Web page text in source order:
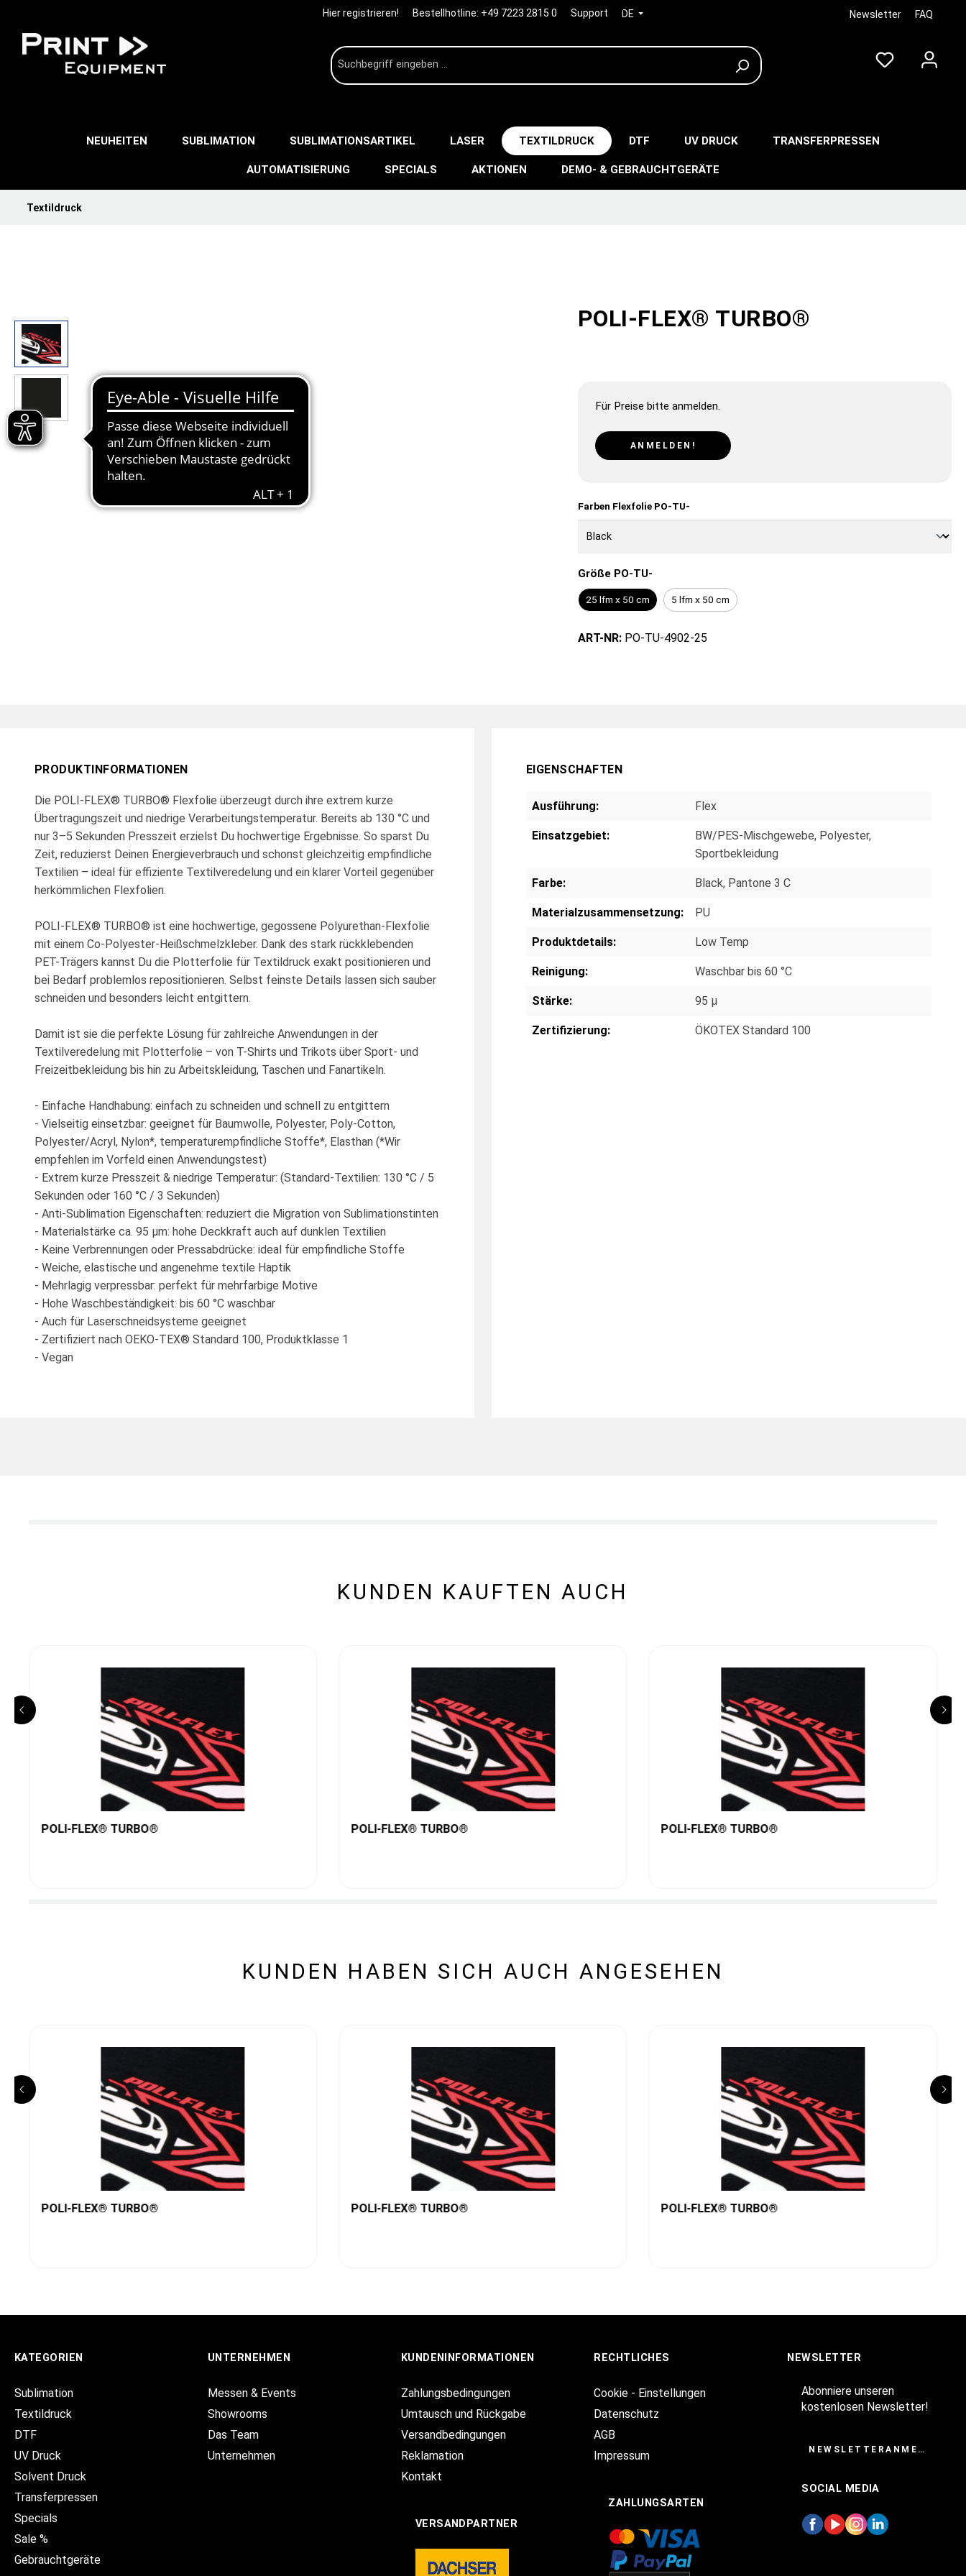
Hier registrieren! Bestellhotline: +49 7223 2815 0 Support DE Newsletter FAQ
NEUHEITEN SUBLIMATION SUBLIMATIONSARTIKEL LASER TEXTILDRUCK DTF UV DRUCK TRANSFERPRESSEN
AUTOMATISIERUNG SPECIALS AKTIONEN DEMO- & GEBRAUCHTGERÄTE
Textildruck
POLI-FLEX® TURBO®
Für Preise bitte anmelden.
ANMELDEN!
Farben Flexfolie PO-TU-
Größe PO-TU-
25 lfm x 50 cm 5 lfm x 50 cm
ART-NR: PO-TU-4902-25
PRODUKTINFORMATIONEN
Die POLI-FLEX® TURBO® Flexfolie überzeugt durch ihre extrem kurze
Übertragungszeit und niedrige Verarbeitungstemperatur. Bereits ab 130 °C und
nur 3–5 Sekunden Presszeit erzielst Du hochwertige Ergebnisse. So sparst Du
Zeit, reduzierst Deinen Energieverbrauch und schonst gleichzeitig empfindliche
Textilien – ideal für effiziente Textilveredelung und ein klarer Vorteil gegenüber
herkömmlichen Flexfolien.
POLI-FLEX® TURBO® ist eine hochwertige, gegossene Polyurethan-Flexfolie
mit einem Co-Polyester-Heißschmelzkleber. Dank des stark rückklebenden
PET-Trägers kannst Du die Plotterfolie für Textildruck exakt positionieren und
bei Bedarf problemlos repositionieren. Selbst feinste Details lassen sich sauber
schneiden und besonders leicht entgittern.
Damit ist sie die perfekte Lösung für zahlreiche Anwendungen in der
Textilveredelung mit Plotterfolie – von T-Shirts und Trikots über Sport- und
Freizeitbekleidung bis hin zu Arbeitskleidung, Taschen und Fanartikeln.
- Einfache Handhabung: einfach zu schneiden und schnell zu entgittern
- Vielseitig einsetzbar: geeignet für Baumwolle, Polyester, Poly-Cotton,
Polyester/Acryl, Nylon*, temperaturempfindliche Stoffe*, Elasthan (*Wir
empfehlen im Vorfeld einen Anwendungstest)
- Extrem kurze Presszeit & niedrige Temperatur: (Standard-Textilien: 130 °C / 5
Sekunden oder 160 °C / 3 Sekunden)
- Anti-Sublimation Eigenschaften: reduziert die Migration von Sublimationstinten
- Materialstärke ca. 95 μm: hohe Deckkraft auch auf dunklen Textilien
- Keine Verbrennungen oder Pressabdrücke: ideal für empfindliche Stoffe
- Weiche, elastische und angenehme textile Haptik
- Mehrlagig verpressbar: perfekt für mehrfarbige Motive
- Hohe Waschbeständigkeit: bis 60 °C waschbar
- Auch für Laserschneidsysteme geeignet
- Zertifiziert nach OEKO-TEX® Standard 100, Produktklasse 1
- Vegan
EIGENSCHAFTEN
Ausführung: Flex
Einsatzgebiet: BW/PES-Mischgewebe, Polyester,
Sportbekleidung
Farbe: Black, Pantone 3 C
Materialzusammensetzung: PU
Produktdetails: Low Temp
Reinigung: Waschbar bis 60 °C
Stärke: 95 µ
Zertifizierung: ÖKOTEX Standard 100
KUNDEN KAUFTEN AUCH
POLI-FLEX® TURBO® POLI-FLEX® TURBO® POLI-FLEX® TURBO®
KUNDEN HABEN SICH AUCH ANGESEHEN
POLI-FLEX® TURBO® POLI-FLEX® TURBO® POLI-FLEX® TURBO®
KATEGORIEN
Sublimation
Textildruck
DTF
UV Druck
Solvent Druck
Transferpressen
Specials
Sale %
Gebrauchtgeräte
UNTERNEHMEN
Messen & Events
Showrooms
Das Team
Unternehmen
KUNDENINFORMATIONEN
Zahlungsbedingungen
Umtausch und Rückgabe
Versandbedingungen
Reklamation
Kontakt
VERSANDPARTNER
RECHTLICHES
Cookie - Einstellungen
Datenschutz
AGB
Impressum
ZAHLUNGSARTEN
NEWSLETTER
Abonniere unseren
kostenlosen Newsletter!
NEWSLETTERANMELDUNG
SOCIAL MEDIA